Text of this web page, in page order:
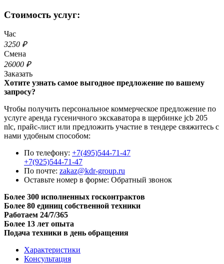
Стоимость услуг:
Час
3250 ₽
Смена
26000 ₽
Заказать
Хотите узнать самое выгодное предложение по вашему
запросу?
Чтобы получить персональное коммерческое предложение по
услуге аренда гусеничного экскаватора в щербинке jcb 205
nlc, прайс-лист или предложить участие в тендере свяжитесь с
нами удобным способом:
По телефону: +7(495)544-71-47
+7(925)544-71-47
По почте: zakaz@kdr-group.ru
Оставьте номер в форме: Обратный звонок
Более 300 исполненных госконтрактов
Более 80 единиц собственной техники
Работаем 24/7/365
Более 13 лет опыта
Подача техники в день обращения
Характеристики
Консультация